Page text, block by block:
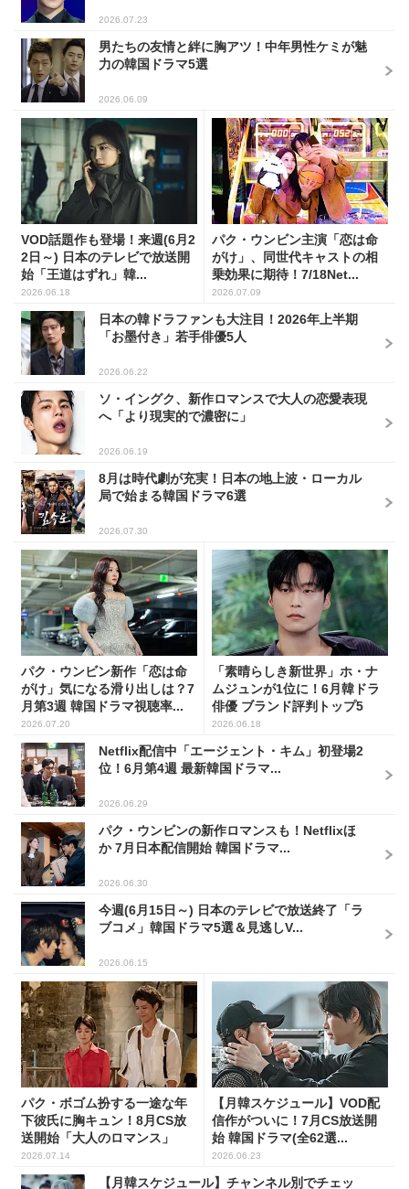
2026.07.23
男たちの友情と絆に胸アツ！中年男性ケミが魅
力の韓国ドラマ5選
2026.06.09
VOD話題作も登場！来週(6月2
2日～) 日本のテレビで放送開
始「王道はずれ」韓...
2026.06.18
パク・ウンビン主演「恋は命
がけ」、同世代キャストの相
乗効果に期待！7/18Net...
2026.07.09
日本の韓ドラファンも大注目！2026年上半期
「お墨付き」若手俳優5人
2026.06.22
ソ・イングク、新作ロマンスで大人の恋愛表現
へ「より現実的で濃密に」
2026.06.19
8月は時代劇が充実！日本の地上波・ローカル
局で始まる韓国ドラマ6選
2026.07.30
パク・ウンビン新作「恋は命
がけ」気になる滑り出しは？7
月第3週 韓国ドラマ視聴率...
2026.07.20
「素晴らしき新世界」ホ・ナ
ムジュンが1位に！6月韓ドラ
俳優 ブランド評判トップ5
2026.06.18
Netflix配信中「エージェント・キム」初登場2
位！6月第4週 最新韓国ドラマ...
2026.06.29
パク・ウンビンの新作ロマンスも！Netflixほ
か 7月日本配信開始 韓国ドラマ...
2026.06.30
今週(6月15日～) 日本のテレビで放送終了「ラ
ブコメ」韓国ドラマ5選＆見逃しV...
2026.06.15
パク・ボゴム扮する一途な年
下彼氏に胸キュン！8月CS放
送開始「大人のロマンス」
韓...
2026.07.14
【月韓スケジュール】VOD配
信作がついに！7月CS放送開
始 韓国ドラマ(全62選...
2026.06.23
【月韓スケジュール】チャンネル別でチェッ